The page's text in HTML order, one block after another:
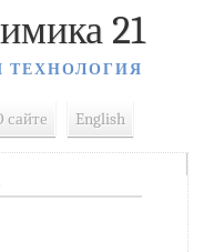
21
сайте English